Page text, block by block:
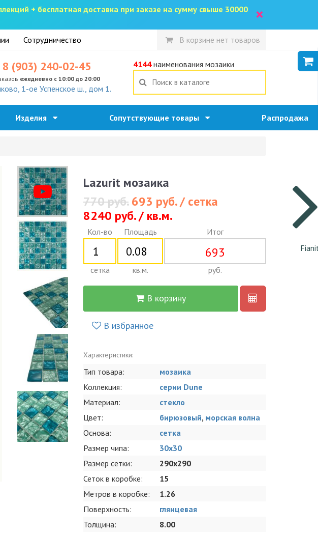
+ бесплатная доставка при заказе на сумму свыше 30000
×
Сотрудничество В корзине нет товаров
8 (903) 240-02-45
ежедневно с 10:00 до 20:00
1-ое Успенское ш., дом 1.
4144наименования мозаики
Изделия Сопутствующие товары Распродажа
Lazurit мозаика
770 руб.693 руб. / сетка
8240 руб. / кв.м.
Кол-во
сетка
Площадь
кв.м.
Итог
693
руб.
В корзину
В избранное
Характеристики:
Тип товара:
мозаика
Коллекция:
серии Dune
Материал:
стекло
Цвет:
бирюзовый, морская волна
Основа:
сетка
Размер чипа:
30x30
Размер сетки:
290x290
Сеток в коробке:
15
Метров в коробке:
1.26
Поверхность:
глянцевая
Толщина:
8.00